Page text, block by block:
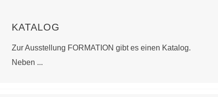
KATALOG
Zur Ausstellung FORMATION gibt es einen Katalog.
Neben ...